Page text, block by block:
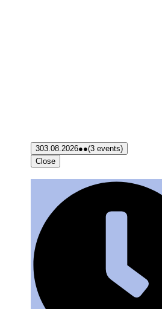
303.08.2026●●(3 events)
Close